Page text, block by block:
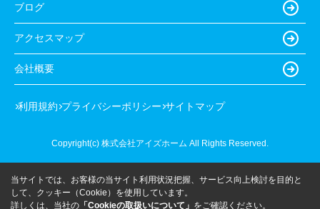
ブログ
アクセスマップ
会社概要
利用規約 プライバシーポリシー サイトマップ
Copyright(c) 株式会社アイズホーム All Rights Reserved.
当サイトでは、お客様の当サイト利用状況把握、サービス向上検討を目的と
して、クッキー（Cookie）を使用しています。
詳しくは、当社の 「Cookieの取扱いについて」 をご確認ください。